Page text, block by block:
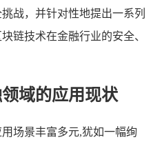
战，并针对性地提出一系列
链技术在金融行业的安全、
域的应用现状
场景丰富多元,犹如一幅绚